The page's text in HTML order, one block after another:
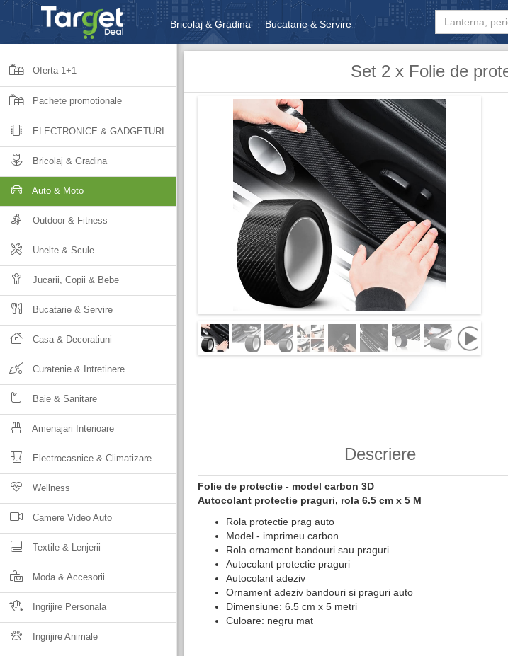
Bricolaj & Gradina Bucatarie & Servire
Unelte & Scule Jucarii, Copii & Bebe
Oferta 1+1
Pachete promotionale
ELECTRONICE & GADGETURI
Bricolaj & Gradina
Auto & Moto
Outdoor & Fitness
Unelte & Scule
Jucarii, Copii & Bebe
Bucatarie & Servire
Casa & Decoratiuni
Curatenie & Intretinere
Baie & Sanitare
Amenajari Interioare
Electrocasnice & Climatizare
Wellness
Camere Video Auto
Textile & Lenjerii
Moda & Accesorii
Ingrijire Personala
Ingrijire Animale
Set 2 x Folie de
Descriere
Folie de protectie - model carbon 3D
Autocolant protectie praguri, rola 6.5 cm x 5 M
Rola protectie prag auto
Model - imprimeu carbon
Rola ornament bandouri sau praguri
Autocolant protectie praguri
Autocolant adeziv
Ornament adeziv bandouri si praguri auto
Dimensiune: 6.5 cm x 5 metri
Culoare: negru mat